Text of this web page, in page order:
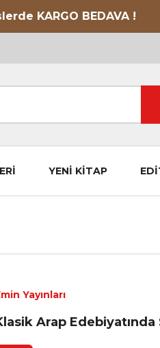
KARGO BEDAVA !
YENİ KİTAP
Yayınları
Arap Edebiyatında